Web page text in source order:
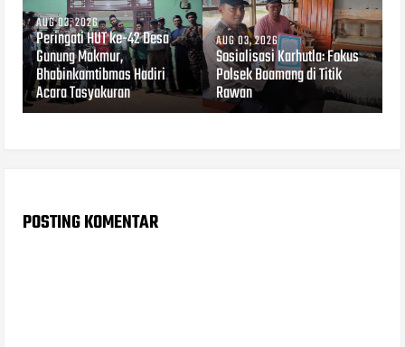
AUG 03, 2026
Peringati HUT ke-42 Desa
Gunung Makmur,
Bhabinkamtibmas Hadiri
Acara Tasyakuran
AUG 03, 2026
Sosialisasi Karhutla: Fokus
Polsek Baamang di Titik
Rawan
POSTING KOMENTAR